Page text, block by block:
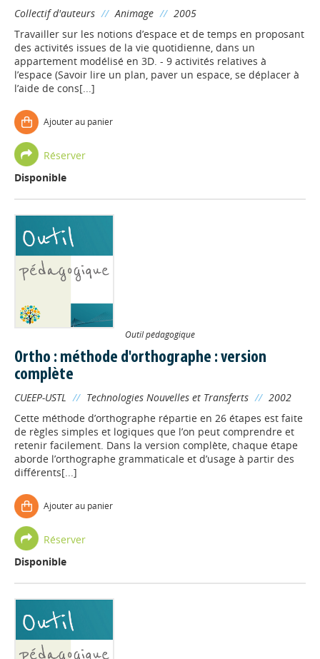
Collectif d'auteurs // Animage // 2005
Travailler sur les notions d’espace et de temps en proposant
des activités issues de la vie quotidienne, dans un
appartement modélisé en 3D. - 9 activités relatives à
l’espace (Savoir lire un plan, paver un espace, se déplacer à
l’aide de cons[...]
Ajouter au panier
Réserver
Disponible
Outil pédagogique
Ortho : méthode d'orthographe : version
complète
CUEEP-USTL // Technologies Nouvelles et Transferts // 2002
Cette méthode d’orthographe répartie en 26 étapes est faite
de règles simples et logiques que l’on peut comprendre et
retenir facilement. Dans la version complète, chaque étape
aborde l’orthographe grammaticale et d’usage à partir des
différents[...]
Ajouter au panier
Réserver
Disponible